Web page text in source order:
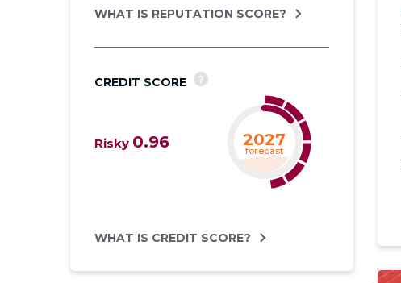
WHAT IS REPUTATION SCORE?
CREDIT SCORE ?
Risky 0.96 2027
forecast
WHAT IS CREDIT SCORE?